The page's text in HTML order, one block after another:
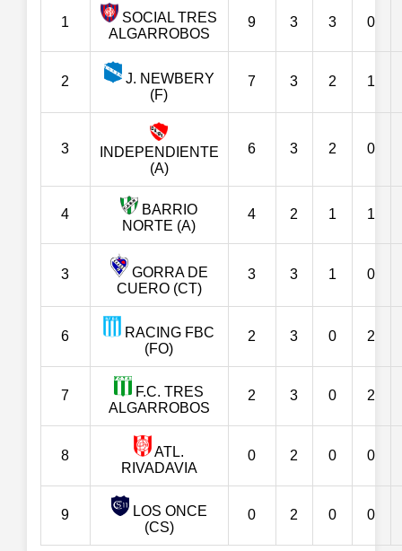
1
SOCIAL TRES
ALGARROBOS
9 3 3 0
2
J. NEWBERY
(F)
7 3 2 1
3
INDEPENDIENTE
(A)
6 3 2 0
4
BARRIO
NORTE (A)
4 2 1 1
3
GORRA DE
CUERO (CT)
3 3 1 0
6
RACING FBC
(FO)
2 3 0 2
7
F.C. TRES
ALGARROBOS
2 3 0 2
8
ATL.
RIVADAVIA
0 2 0 0
9
LOS ONCE
(CS)
0 2 0 0